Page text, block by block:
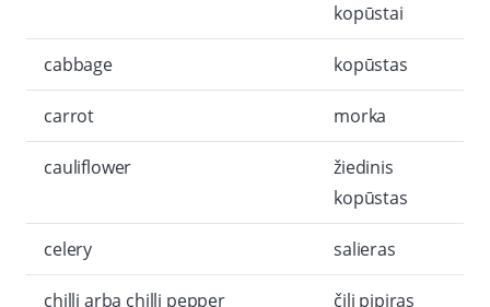
kopūstai
cabbage kopūstas
carrot morka
cauliflower
žiedinis
kopūstas
celery salieras
chilli arba chilli pepper čili pipiras